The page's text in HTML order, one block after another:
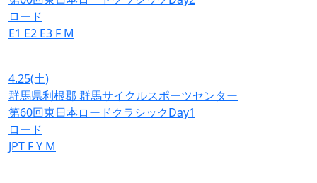
ロード
E1 E2 E3 F M
4.25(土)
群馬県利根郡 群馬サイクルスポーツセンター
第60回東日本ロードクラシックDay1
ロード
JPT FY M